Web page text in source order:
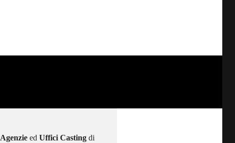
Agenzie ed Uffici Casting di